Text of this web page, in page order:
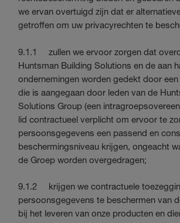
we ervan overtuigd zijn dat er
getroffen om uw privacyrechten te
9.1.1 zullen we ervoor zorgen dat
Huntsman Building Solutions en de aan
ondernemingen worden gedekt door
die is aangegaan door leden van de
Solutions Group (een
lid contractueel verplicht om ervoor te
persoonsgegevens een passend en
beschermingsniveau krijgen, ongeacht
de Groep worden overgedragen;
9.1.2 krijgen we contractuele
persoonsgegevens te beschermen van
bij het leveren van onze producten en